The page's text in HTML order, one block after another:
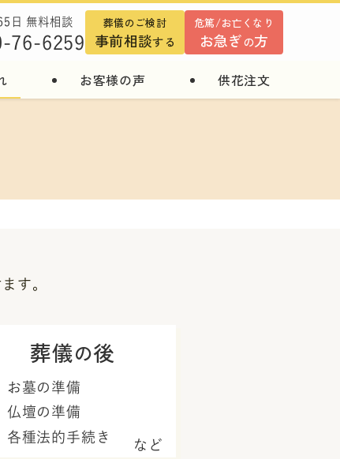
お客様の声 供花注文
日 無料相談
76-6259
葬儀のご検討
事前相談する
危篤/お亡くなり
お急ぎの方
す。
葬儀の後
お墓の準備
仏壇の準備
各種法的手続き
など